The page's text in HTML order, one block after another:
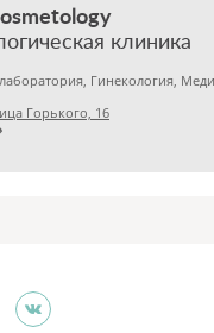
клиника
Горького, 16